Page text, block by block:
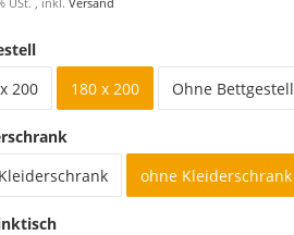
USt. , inkl. Versand
200
180 x 200 Ohne Bettgestell
ohne Kleiderschrank